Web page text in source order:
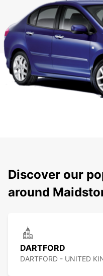
Discover our
around
DARTFORD
DARTFORD - UNITED